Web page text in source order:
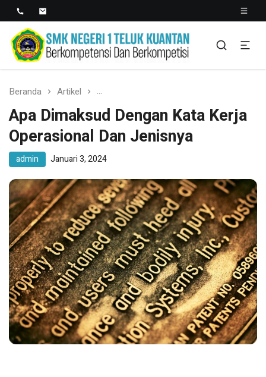
SMK NEGERI 1 TELUK
KUANTAN
Berkopetensi Dan Berkompetisi
Beranda Artikel Apa Dimaksud Dengan Kata Kerja
Apa Dimaksud Dengan Kata Kerja
Operasional Dan Jenisnya
admin Januari 3, 2024